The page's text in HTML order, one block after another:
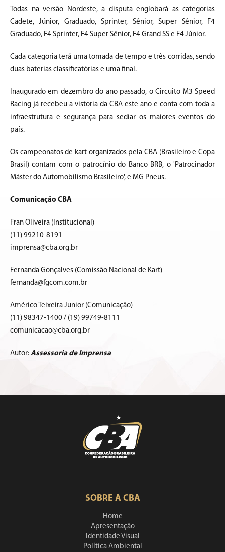
Todas na versão Nordeste, a disputa englobará as categorias
Cadete, Júnior, Graduado, Sprinter, Sênior, Super Sênior, F4
Graduado, F4 Sprinter, F4 Super Sênior, F4 Grand SS e F4 Júnior.
Cada categoria terá uma tomada de tempo e três corridas, sendo
duas baterias classificatórias e uma final.
Inaugurado em dezembro do ano passado, o Circuito M3 Speed
Racing já recebeu a vistoria da CBA este ano e conta com toda a
infraestrutura e segurança para sediar os maiores eventos do
país.
Os campeonatos de kart organizados pela CBA (Brasileiro e Copa
Brasil) contam com o patrocínio do Banco BRB, o 'Patrocinador
Máster do Automobilismo Brasileiro', e MG Pneus.
Comunicação CBA
Fran Oliveira (Institucional)
(11) 99210-8191
imprensa@cba.org.br
Fernanda Gonçalves (Comissão Nacional de Kart)
fernanda@fgcom.com.br
Américo Teixeira Junior (Comunicação)
(11) 98347-1400 / (19) 99749-8111
comunicacao@cba.org.br
Autor: Assessoria de Imprensa
SOBRE A CBA
Home
Apresentação
Identidade Visual
Política Ambiental